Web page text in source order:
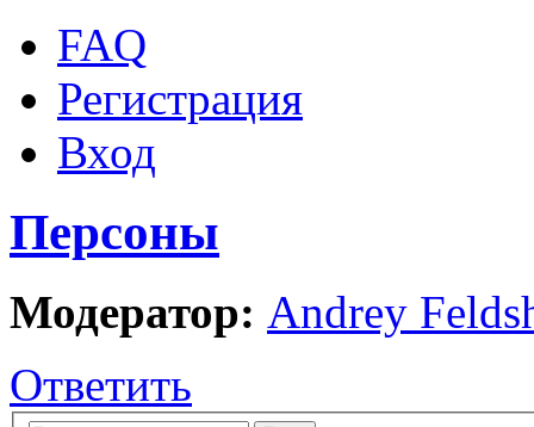
FAQ
Регистрация
Вход
Персоны
Модератор: Andrey
Ответить